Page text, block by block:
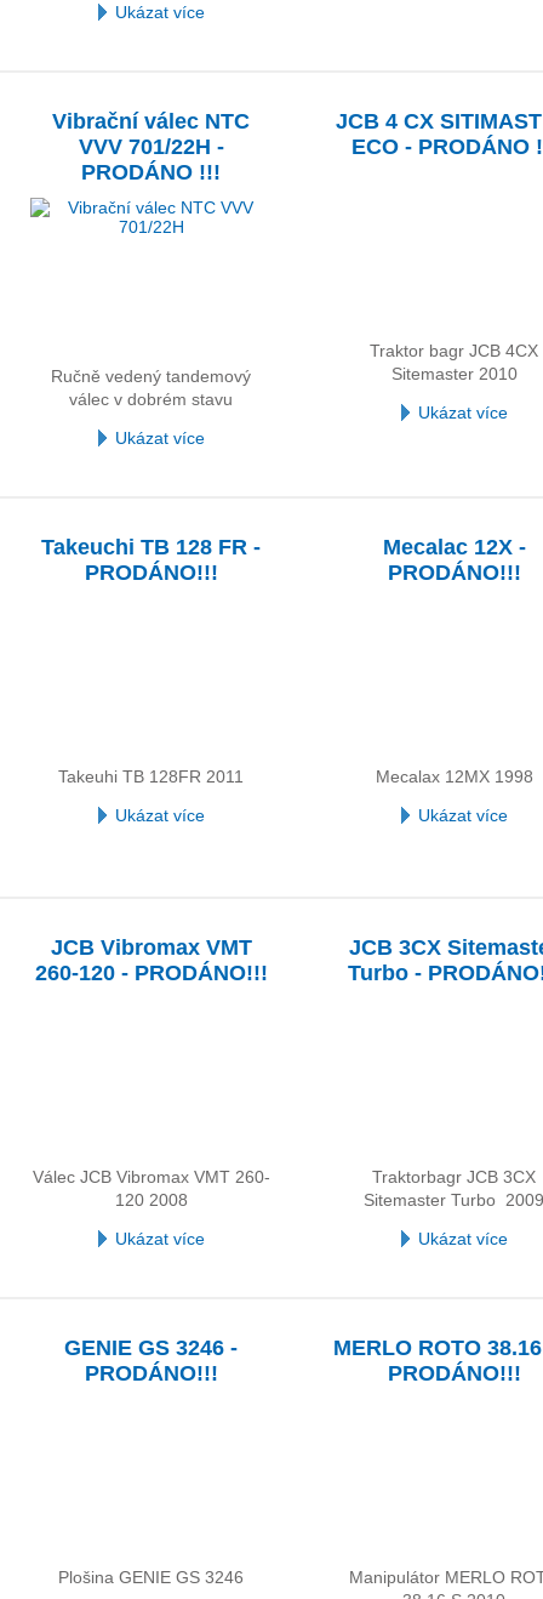
Ukázat více
Vibrační válec NTC
VVV 701/22H -
PRODÁNO !!!
Ručně vedený tandemový
válec v dobrém stavu
Ukázat více
JCB 4 CX
ECO - PRODÁNO
Traktor bagr JCB 4CX
Sitemaster 2010
Ukázat více
Takeuchi TB 128 FR -
PRODÁNO!!!
Takeuhi TB 128FR 2011
Ukázat více
Mecalac 12X -
PRODÁNO!!!
Mecalax 12MX 1998
Ukázat více
JCB Vibromax VMT
260-120 - PRODÁNO!!!
Válec JCB Vibromax VMT 260-
120 2008
Ukázat více
JCB 3CX
Turbo -
Traktorbagr JCB 3CX
Sitemaster Turbo
Ukázat více
GENIE GS 3246 -
PRODÁNO!!!
Plošina GENIE GS 3246
MERLO ROTO
PRODÁNO!!!
Manipulátor MERLO